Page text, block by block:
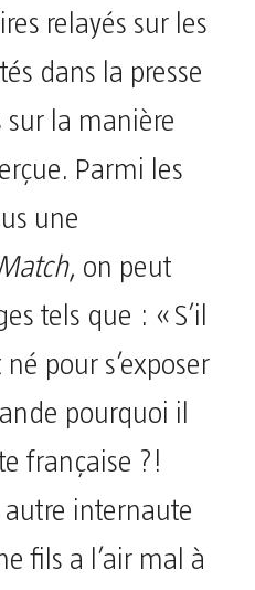
relayés sur les
dans la presse
la manière
Parmi les
une
, on peut
tels que : « S’il
pour s’exposer
pourquoi il
française ?!
autre internaute
fils a l’air mal à